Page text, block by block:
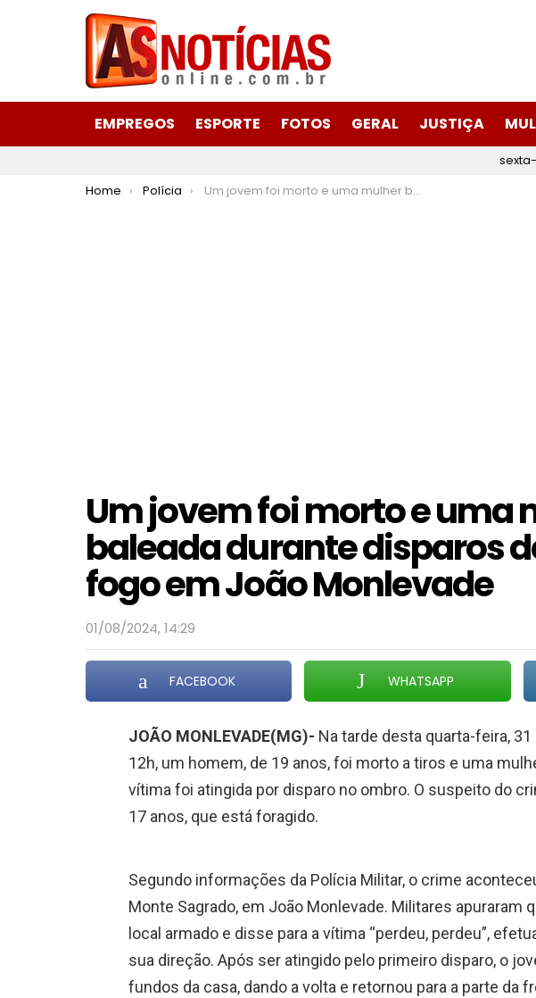
EMPREGOS ESPORTE FOTOS GERAL JUSTIÇA
You are here:
Home Polícia Um jovem foi morto e uma mulher baleada durante disparos de arma de fogo em João Monlevade
Um jovem foi morto e uma
baleada durante disparos
fogo em João Monlevade
01/08/2024, 14:29
FACEBOOK WHATSAPP
JOÃO MONLEVADE(MG)- Na tarde desta quarta-feira,
12h, um homem, de 19 anos, foi morto a tiros e uma
vítima foi atingida por disparo no ombro. O suspeito do
17 anos, que está foragido.
Segundo informações da Polícia Militar, o crime
Monte Sagrado, em João Monlevade. Militares apuraram
local armado e disse para a vítima “perdeu, perdeu”,
sua direção. Após ser atingido pelo primeiro disparo, o
fundos da casa, dando a volta e retornou para a parte da